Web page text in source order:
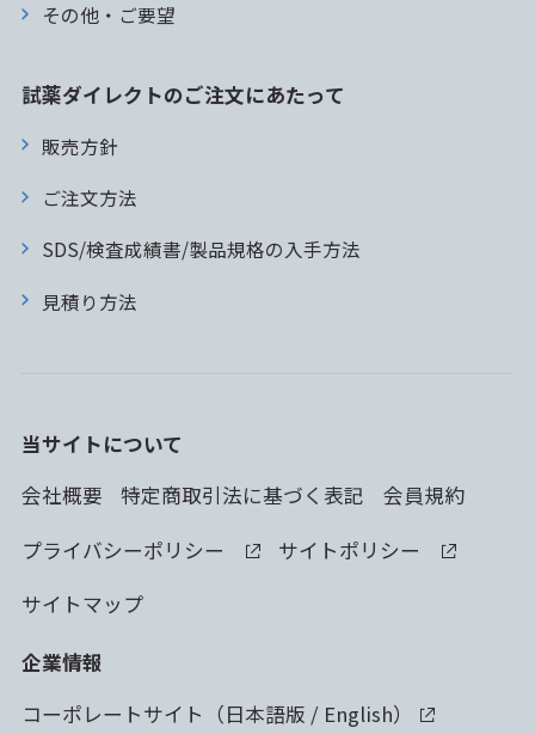
その他・ご要望
試薬ダイレクトのご注文にあたって
販売方針
ご注文方法
SDS/検査成績書/製品規格の入手方法
見積り方法
当サイトについて
会社概要
特定商取引法に基づく表記
会員規約
プライバシーポリシー
サイトポリシー
サイトマップ
企業情報
コーポレートサイト（日本語版 / English）